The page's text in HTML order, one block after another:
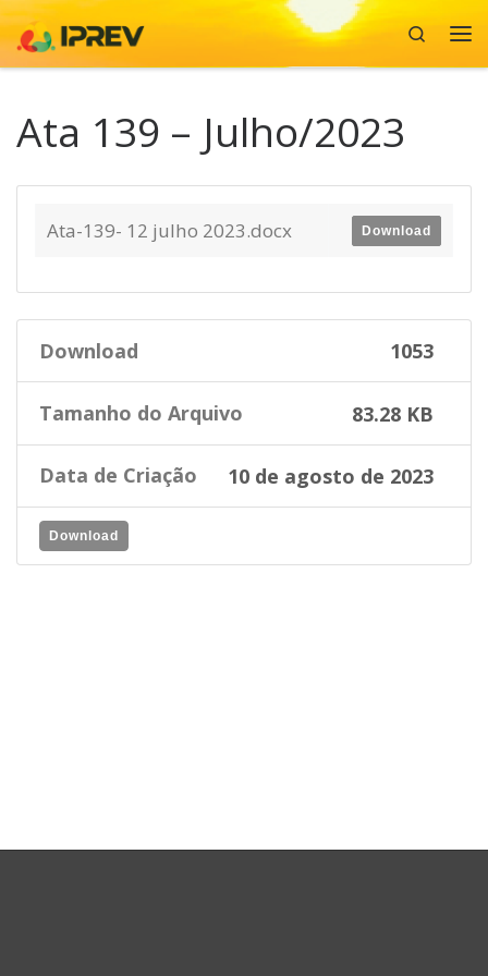
Skip to content
Search
Ata 139 – Julho/2023
Ata-139- 12 julho 2023.docx Download
Download 1053
Tamanho do Arquivo 83.28 KB
Data de Criação 10 de agosto de 2023
Download